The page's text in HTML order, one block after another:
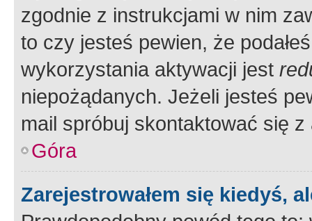
zgodnie z instrukcjami w nim
to czy jesteś pewien, że
wykorzystania aktywacji jest
niepożądanych. Jeżeli jesteś
mail spróbuj skontaktować się
Góra
Zarejestrowałem się kiedyś,